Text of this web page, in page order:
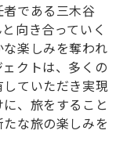
である三木谷
向き合っていく
楽しみを奪われ
クトは、多くの
ていただき実現
、旅をすること
な旅の楽しみを